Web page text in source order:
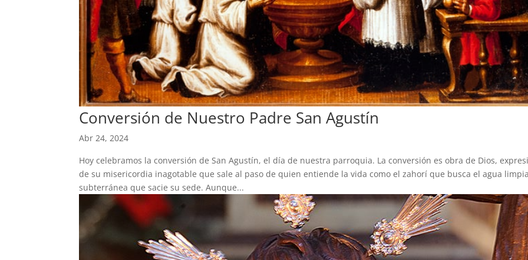
Conversión de Nuestro Padre San Agustín
Abr 24, 2024
Hoy celebramos la conversión de San Agustín, el día de nuestra parroquia. La conversión es obra de Dios,
de su misericordia inagotable que sale al paso de quien entiende la vida como el zahorí que busca el agua
subterránea que sacie su sede. Aunque...